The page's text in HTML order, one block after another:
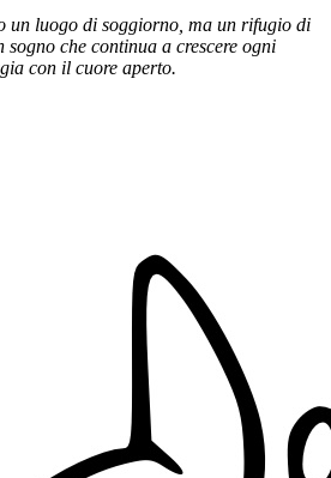
un luogo di soggiorno, ma un rifugio di
che continua a crescere ogni
con il cuore aperto.